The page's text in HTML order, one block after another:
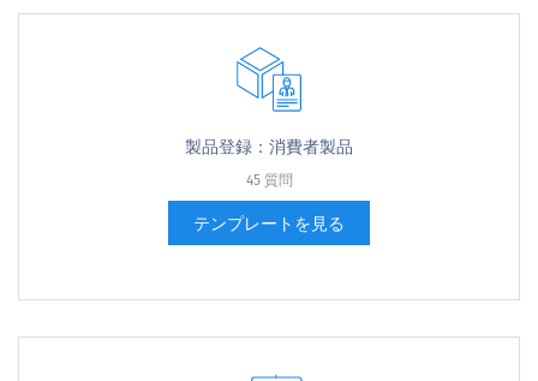
製品登録：消費者製品
45 質問
テンプレートを見る